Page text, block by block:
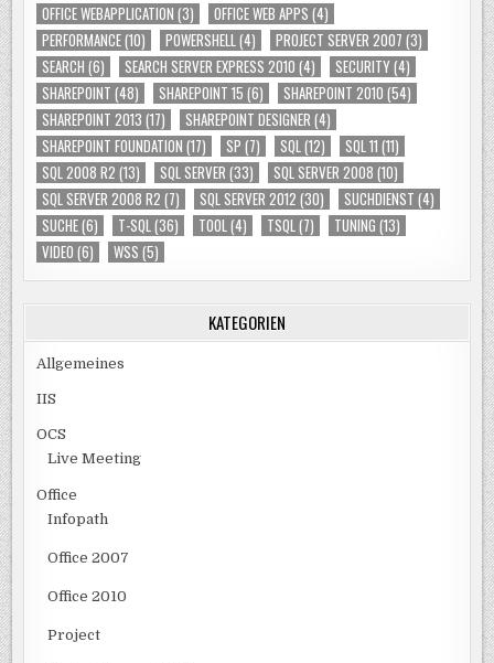
OFFICE WEBAPPLICATION (3) OFFICE WEB APPS (4)
PERFORMANCE(10) POWERSHELL (4) PROJECT SERVER 2007 (3)
SEARCH (6) SEARCH SERVER EXPRESS 2010 (4) SECURITY(4)
SHAREPOINT (48) SHAREPOINT 15 (6) SHAREPOINT 2010 (54)
SHAREPOINT 2013 (17) SHAREPOINT DESIGNER (4)
SHAREPOINT FOUNDATION (17) SP (7) SQL (12) SQL 11 (11)
SQL 2008 R2 (13) SQL SERVER (33) SQL SERVER 2008 (10)
SQL SERVER 2008 R2 (7) SQL SERVER 2012 (30) SUCHDIENST (4)
SUCHE(6) T-SQL (36) TOOL (4) TSQL (7) TUNING (13)
VIDEO (6) WSS (5)
KATEGORIEN
Allgemeines
IIS
OCS
Live Meeting
Office
Infopath
Office 2007
Office 2010
Project